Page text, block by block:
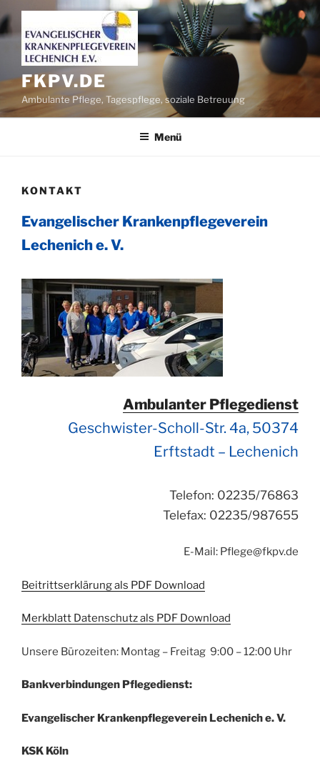
Zum
Inhalt
springen
FKPV.DE
Ambulante Pflege, Tagespflege, soziale Betreuung
Menü
KONTAKT
Evangelischer Krankenpflegeverein
Lechenich e. V.
Ambulanter Pflegedienst
Geschwister-Scholl-Str. 4a, 50374
Erftstadt – Lechenich
Telefon: 02235/76863
Telefax: 02235/987655
E-Mail: Pflege@fkpv.de
Beitrittserklärung als PDF Download
Merkblatt Datenschutz als PDF Download
Unsere Bürozeiten: Montag – Freitag 9:00 – 12:00 Uhr
Bankverbindungen Pflegedienst:
Evangelischer Krankenpflegeverein Lechenich e. V.
KSK Köln